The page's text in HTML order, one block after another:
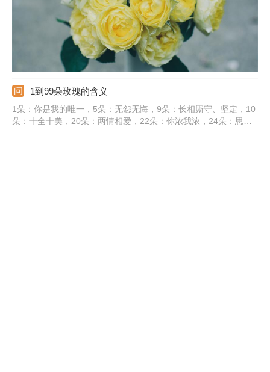
1到99朵玫瑰的含义
1朵：你是我的唯一，5朵：无怨无悔，9朵：长相厮守、坚定，10
朵：十全十美，20朵：两情相爱，22朵：你浓我浓，24朵：思念